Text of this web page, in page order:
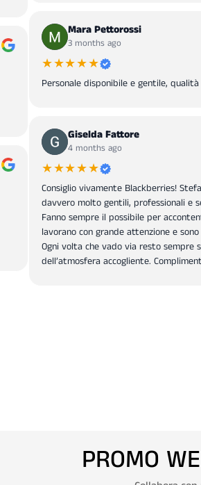
Mara Pettorossi
3 months ago
★★★★★
Personale disponibile e gentile, qualità
Giselda Fattore
4 months ago
★★★★★
Consiglio vivamente Blackberries!
davvero molto gentili, professionali e
Fanno sempre il possibile per
lavorano con grande attenzione e
Ogni volta che vado via resto sempre
dell’atmosfera accogliente.
PROMO